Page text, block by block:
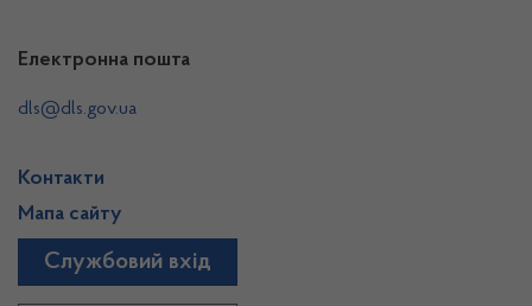
Електронна пошта
dls@dls.gov.ua
Контакти
Мапа сайту
Службовий вхід